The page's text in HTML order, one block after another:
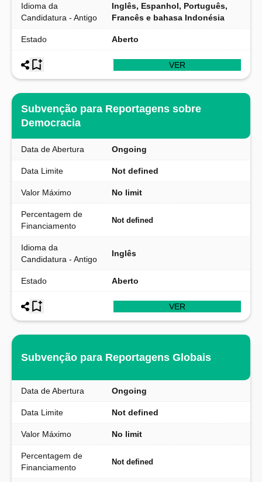
Idioma da
Candidatura - Antigo
Inglês, Espanhol, Português,
Francês e bahasa Indonésia
Estado Aberto
VER
Subvenção para Reportagens sobre
Democracia
Data de Abertura Ongoing
Data Limite Not defined
Valor Máximo No limit
Percentagem de
Financiamento
Not defined
Idioma da
Candidatura - Antigo
Inglês
Estado Aberto
VER
Subvenção para Reportagens Globais
Data de Abertura Ongoing
Data Limite Not defined
Valor Máximo No limit
Percentagem de
Financiamento
Not defined